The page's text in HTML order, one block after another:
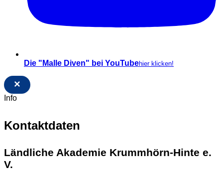
Die "Malle Diven" bei YouTubehier klicken!
×
Info
Kontaktdaten
Ländliche Akademie Krummhörn-Hinte e.
V.